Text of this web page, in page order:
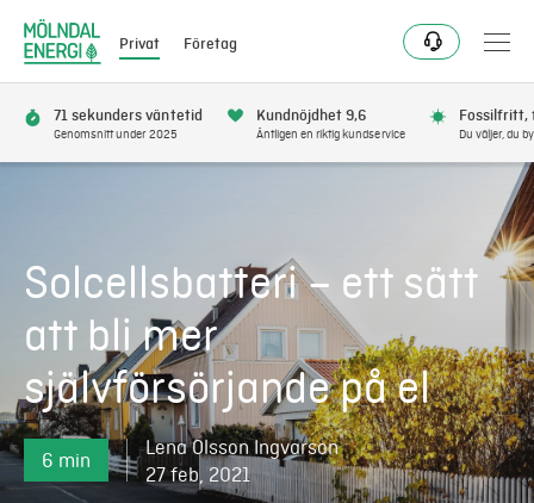
Privat Företag
Förnya
Se avbrott
Få bonus
71 sekunders väntetid
Genomsnitt under 2025
Kundnöjdhet 9,6
Äntligen en riktig kundservice
Fossilfritt,
Du väljer, du
Solcellsbatteri – ett sätt
att bli mer
självförsörjande på el
6 min
Lena Olsson Ingvarson
27 feb, 2021